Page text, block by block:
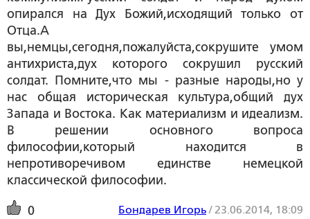
опирался на Дух Божий,исходящий только от
Отца.А
вы,немцы,сегодня,пожалуйста,сокрушите умом
антихриста,дух которого сокрушил русский
солдат. Помните,что мы - разные народы,но у
нас общая историческая культура,общий дух
Запада и Востока. Как материализм и идеализм.
В решении основного вопроса
философии,который находится в
непротиворечивом единстве немецкой
классической философии.
0 Бондарев Игорь/ 23.06.2014, 18:09